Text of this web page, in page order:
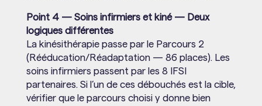
Point 4 — Soins infirmiers et kiné — Deux
logiques différentes
La kinésithérapie passe par le Parcours 2
(Rééducation/Réadaptation — 86 places). Les
soins infirmiers passent par les 8 IFSI
partenaires. Si l’un de ces débouchés est la cible,
vérifier que le parcours choisi y donne bien